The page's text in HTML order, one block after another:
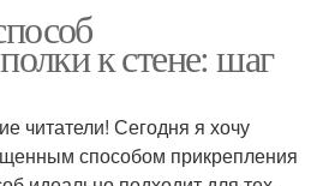
к стене: шаг
читатели! Сегодня я хочу
способом прикрепления